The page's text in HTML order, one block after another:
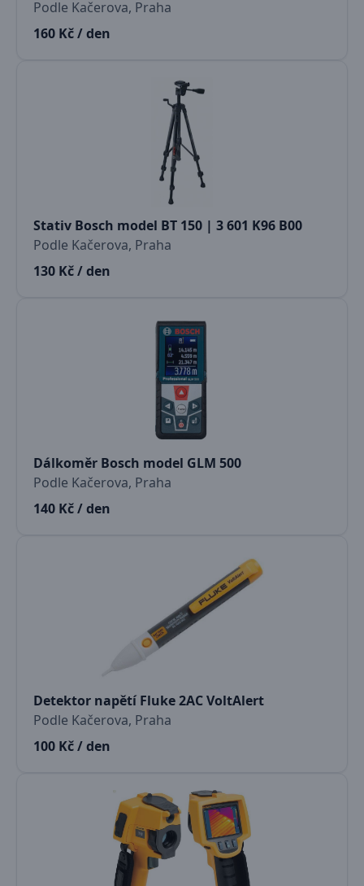
Podle Kačerova, Praha
160 Kč / den
Stativ Bosch model BT 150 | 3 601 K96 B00
Podle Kačerova, Praha
130 Kč / den
Dálkoměr Bosch model GLM 500
Podle Kačerova, Praha
140 Kč / den
Detektor napětí Fluke 2AC VoltAlert
Podle Kačerova, Praha
100 Kč / den